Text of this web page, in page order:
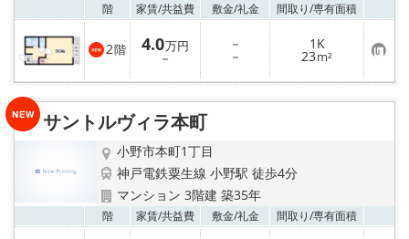
階 家賃/共益費 敷金/礼金 間取り/専有面積
2階 4.0万円
－
－
－
1K
23m² お
気
に
り
サントルヴィラ本町
小野市本町1丁目
神戸電鉄粟生線 小野駅 徒歩4分
マンション 3階建 築35年
階 家賃/共益費 敷金/礼金 間取り/専有面積